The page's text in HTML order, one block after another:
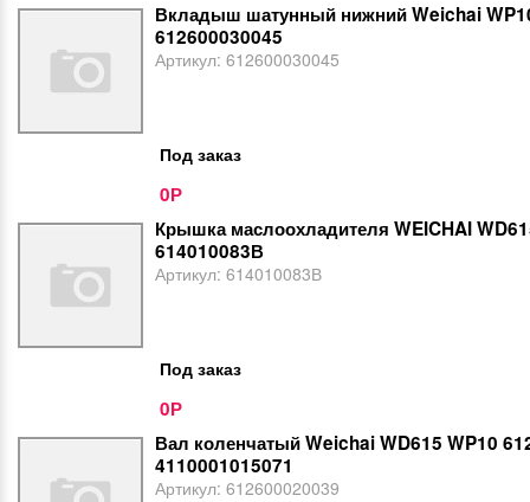
Вкладыш шатунный нижний Weichai
612600030045
Артикул: 612600030045
Под заказ
0Р
Крышка маслоохладителя WEICHAI
614010083В
Артикул: 614010083В
Под заказ
0Р
Вал коленчатый Weichai WD615 WP10
4110001015071
Артикул: 612600020039